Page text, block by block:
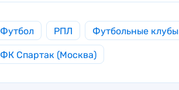
Футбол РПЛ Футбольные клубы
ФК Спартак (Москва)